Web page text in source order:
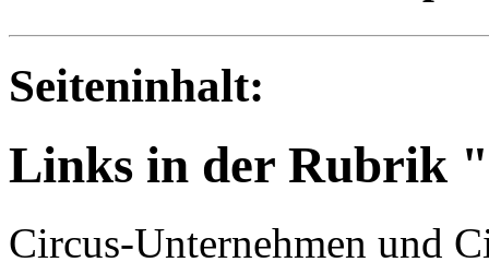
Seiteninhalt:
Links in der Rubrik
Circus-Unternehmen und